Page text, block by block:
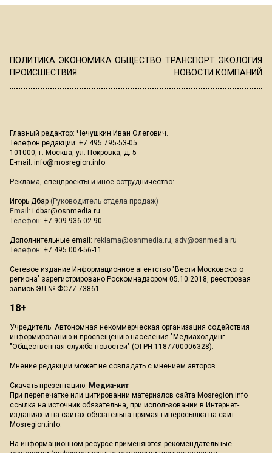
ПОЛИТИКА ЭКОНОМИКА ОБЩЕСТВО ТРАНСПОРТ ЭКОЛОГИЯ
ПРОИСШЕСТВИЯ
НОВОСТИ КОМПАНИЙ
Главный редактор: Чечушкин Иван Олегович.
Телефон редакции: +7 495 795-53-05
101000, г. Москва, ул. Покровка, д. 5
E-mail: info@mosregion.info
Реклама, спецпроекты и иное сотрудничество:
Игорь Дбар (Руководитель отдела продаж)
Email: i.dbar@osnmedia.ru
Телефон: +7 909 936-02-90
Дополнительные email: reklama@osnmedia.ru, adv@osnmedia.ru
Телефон: +7 495 004-56-11
Сетевое издание Информационное агентство "Вести Московского
региона" зарегистрировано Роскомнадзором 05.10.2018, реестровая
запись ЭЛ № ФС77-73861.
18+
Учредитель: Автономная некоммерческая организация содействия
информированию и просвещению населения "Медиахолдинг
"Общественная служба новостей" (ОГРН 1187700006328).
Мнение редакции может не совпадать с мнением авторов.
Скачать презентацию: Медиа-кит
При перепечатке или цитировании материалов сайта Mosregion.info
ссылка на источник обязательна, при использовании в Интернет-
изданиях и на сайтах обязательна прямая гиперссылка на сайт
Mosregion.info.
На информационном ресурсе применяются рекомендательные